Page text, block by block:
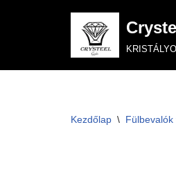
Kezdőlap \ Fülbevalók